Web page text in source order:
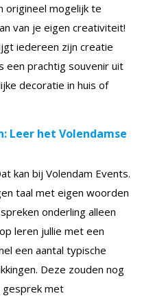
origineel mogelijk te
van je eigen creativiteit!
iedereen zijn creatie
een prachtig souvenir uit
decoratie in huis of
Leer het Volendamse
kan bij Volendam Events.
taal met eigen woorden
onderling alleen
leren jullie met een
een aantal typische
Deze zouden nog
gesprek met